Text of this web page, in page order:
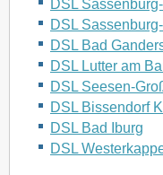
DSL
DSL
DSL Bad
DSL Lutter am
DSL Seesen-
DSL Bissendorf
DSL Bad Iburg
DSL